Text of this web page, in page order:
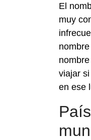
El
muy
viajar
en ese